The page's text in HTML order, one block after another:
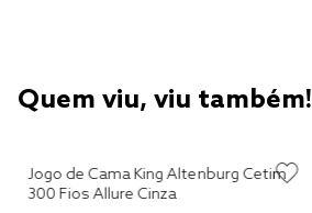
Quem viu, viu também!
Jogo de Cama King Altenburg Cetim
300 Fios Allure Cinza